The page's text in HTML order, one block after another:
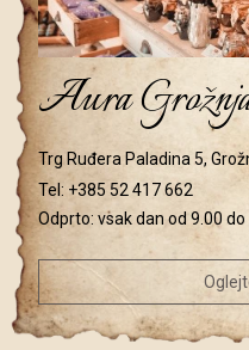
Aura
Trg Ruđera Paladina 5,
Tel: +385 52 417 662
Odprto: vsak dan od 9.00